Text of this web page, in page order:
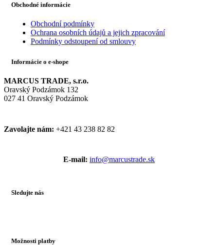
Obchodné informácie
Obchodní podmínky
Ochrana osobních údajů a jejich zpracování
Podmínky odstoupení od smlouvy
Informácie o e-shope
MARCUS TRADE, s.r.o.
Oravský Podzámok 132
027 41 Oravský Podzámok
Zavolajte nám: +421 43 238 82 82
E-mail: info@marcustrade.sk
Sledujte nás
Možnosti platby